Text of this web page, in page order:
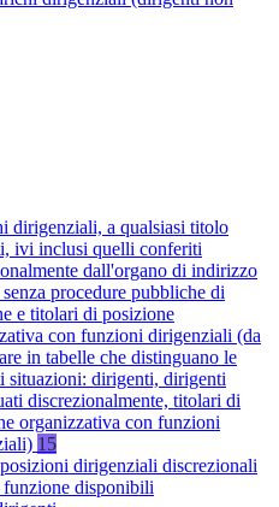
dirigenziali, a qualsiasi titolo
ivi inclusi quelli conferiti
dall'organo di indirizzo
procedure pubbliche di
e titolari di posizione
con funzioni dirigenziali (da
in tabelle che distinguano le
situazioni: dirigenti, dirigenti
discrezionalmente, titolari di
organizzativa con funzioni
15
dirigenziali discrezionali
funzione disponibili